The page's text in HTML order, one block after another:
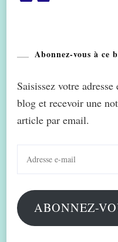
Abonnez-vous à ce
Saisissez votre
blog et recevoir une
article par email.
mail
ABONNEZ-